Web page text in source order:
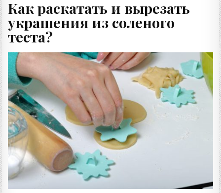
Как раскатать и вырезать
украшения из соленого
теста?